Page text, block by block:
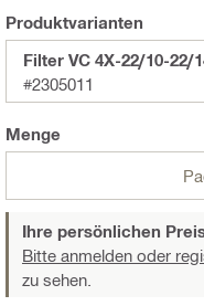
Produktvarianten
Filter VC 4X-22/10-22/
#2305011
Menge
Ihre persönlichen
Bitte anmelden oder
zu sehen.